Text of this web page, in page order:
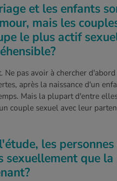
et les enfants
mais les
le plus actif
Ne pas avoir à chercher
après la naissance d'un
Mais la plupart d'entre
couple sexuel avec leur
les
sexuellement que